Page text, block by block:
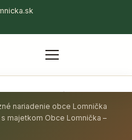
nariadenie obce Lomnička
majetkom Obce Lomnička –